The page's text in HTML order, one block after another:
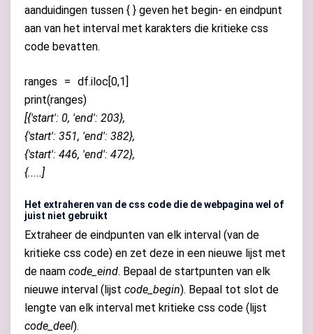
aanduidingen tussen { } geven het begin- en eindpunt
aan van het interval met karakters die kritieke css
code bevatten.
ranges = df.iloc 0,1
print(ranges)
[{'start': 0, 'end': 203},
{'start': 351, 'end': 382},
{'start': 446, 'end': 472},
{.....]
Het extraheren van de css code die de webpagina wel of
juist niet gebruikt
Extraheer de eindpunten van elk interval (van de
kritieke css code) en zet deze in een nieuwe lijst met
de naam code_eind. Bepaal de startpunten van elk
nieuwe interval (lijst code_begin). Bepaal tot slot de
lengte van elk interval met kritieke css code (lijst
code_deel).